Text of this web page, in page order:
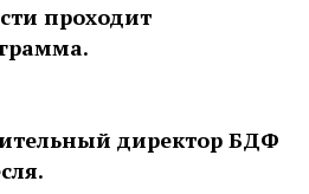
проходит
директор БДФ